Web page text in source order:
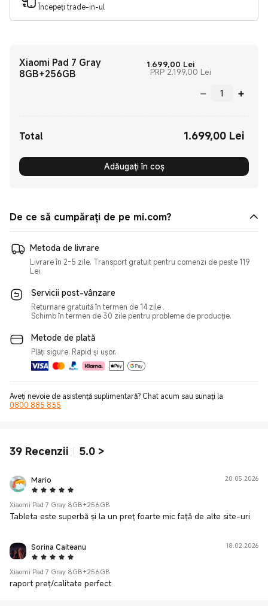
Începeți trade-in-ul
Xiaomi Pad 7 Gray
8GB+256GB
1.699,00 Lei
PRP 2.199,00 Lei
Total 1.699,00 Lei
Adăugați în coș
De ce să cumpărați de pe mi.com?
Metoda de livrare
Livrare în 2-5 zile. Transport gratuit pentru comenzi de peste 119
Lei.
Servicii post-vânzare
Returnare gratuită în termen de 14 zile .
Schimb în termen de 30 zile pentru probleme de producție.
Metode de plată
Plăți sigure. Rapid și ușor.
Aveți nevoie de asistență suplimentară? Chat acum sau sunați la
0800 885 835
39 Recenzii 5.0 >
Mario
5 Star
20.05.2026
Xiaomi Pad 7 Gray 8GB+256GB
Sorina Caiteanu
5 Star
18.02.2026
Xiaomi Pad 7 Gray 8GB+256GB
raport preț/calitate perfect